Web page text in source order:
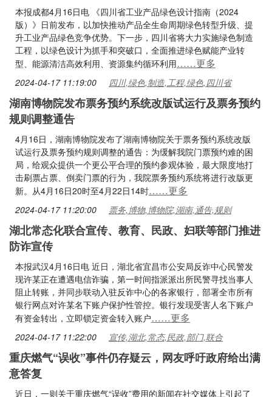
本报成都4月16日电 《四川省工业产品绿色设计指南（2024
版）》日前发布，以加快推动产品全生命周期绿色转型升级、提
升工业产品绿色竞争优势。下一步，四川省将大力实施绿色制造
工程，以绿色设计为抓手和突破口，全面推进绿色赋能产业转
型、能源清洁高效利用、资源集约循环利用……更多
2024-04-17 11:19:00 四川,绿色,制造,工程,绿色,四川省
湖南博物院发布票务预约系统改版试运行及票务预约
规则调整通告
4月16日，湖南博物院发布了湖南博物院关于票务预约系统改版
试运行及票务预约规则调整的通告：为缓解我院门票预约难的困
局，给观众提供一个更公平合理的预约参观体验，最大限度地打
击刷票占票、倒卖门票的行为，我院票务预约系统将进行改版更
新。从4月16日20时至4月22日14时……更多
2024-04-17 11:20:00 票务,博物,博物院,湖南,通告,规则
湖北常态化联合宣传、教育、民政、妇联等部门推进
防诈宣传
本报武汉4月16日电 近日，湖北省宜昌市公安局反诈中心民警发
现许某正在遭遇电信诈骗，第一时间指派派出所民警寻找当事人
阻止转账，并同步联动入驻反诈中心的各家银行，部署全市所有
银行网点对许某名下账户保护性管控。银行发现受害人名下账户
有资金转出，立即锁定资金转入账户……更多
2024-04-17 11:22:00 宣传,湖北,常态,民政,部门,联合
重庆燃气“误收”事件仍存疑云，网友呼吁政府给出满
意答复
近日，一则关于重庆燃气“误收”费用的新闻在社交媒体上引起了